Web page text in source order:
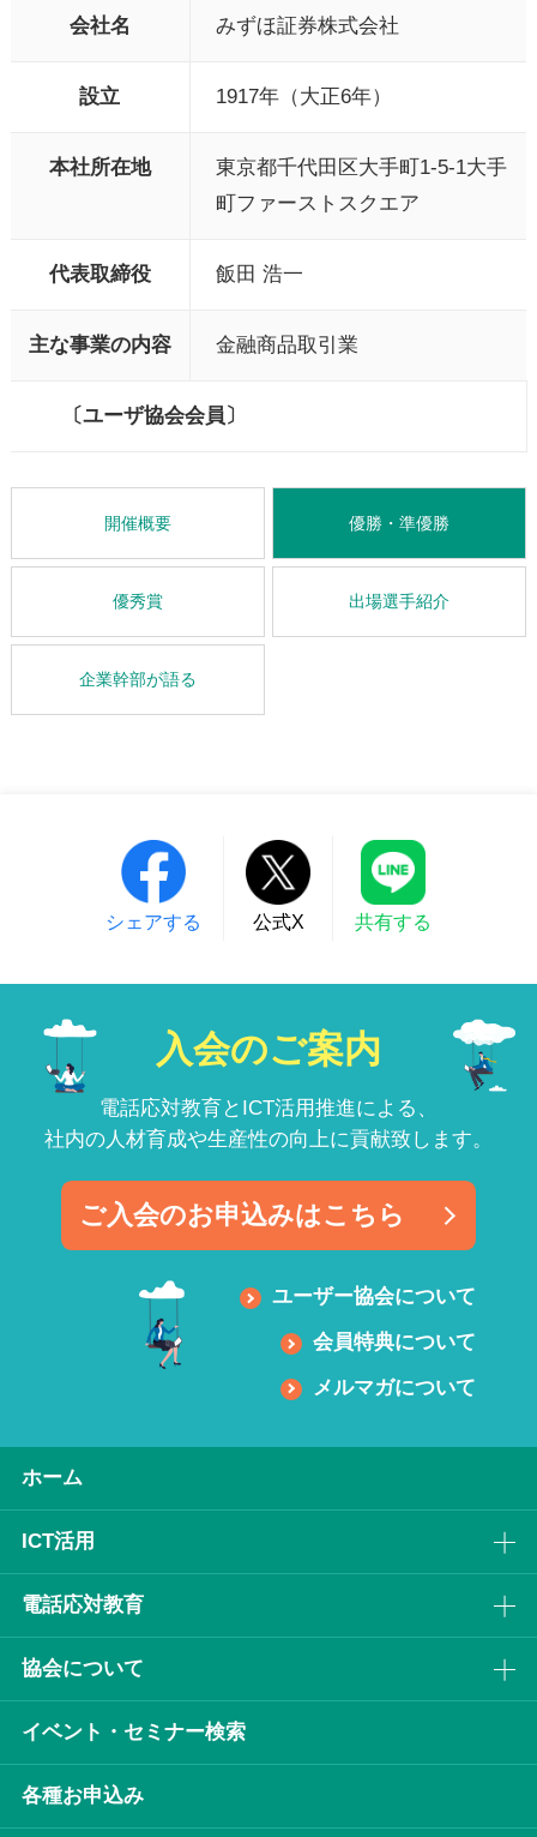
会社名 みずほ証券株式会社
設立 1917年（大正6年）
本社所在地
東京都千代田区大手町1-5-1大手
町ファーストスクエア
代表取締役 飯田 浩一
主な事業の内容 金融商品取引業
〔ユーザ協会会員〕
開催概要 優勝・準優勝
優秀賞 出場選手紹介
企業幹部が語る
シェアする 公式X 共有する
入会のご案内
電話応対教育とICT活用推進による、
社内の人材育成や生産性の向上に貢献致します。
ご入会のお申込みはこちら
ユーザー協会について
会員特典について
メルマガについて
ホーム
ICT活⽤
電話応対教育
協会について
イベント・セミナー検索
各種お申込み